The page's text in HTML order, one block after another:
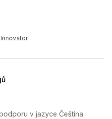
v jazyce Čeština.